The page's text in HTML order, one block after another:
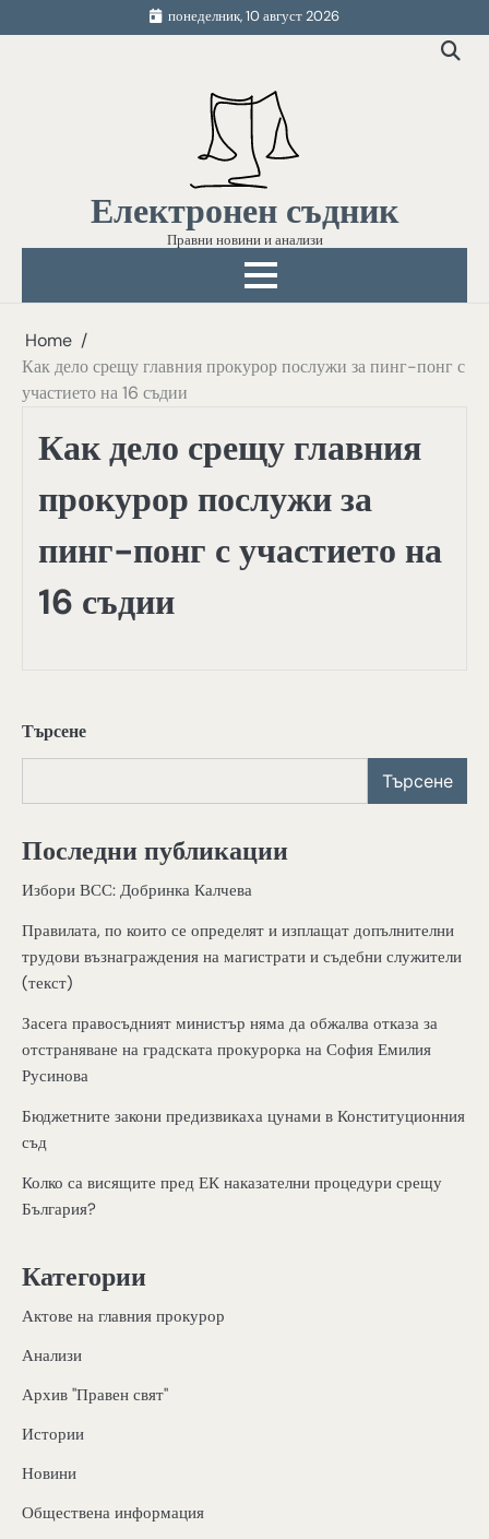
to
понеделник, 10 август 2026
Електронен съдник
Правни новини и анализи
Home
Как дело срещу главния прокурор послужи за пинг-понг с
участието на 16 съдии
Как дело срещу главния
прокурор послужи за
пинг-понг с участието на
16 съдии
Търсене
Търсене
Последни публикации
Избори ВСС: Добринка Калчева
Правилата, по които се определят и изплащат допълнителни
трудови възнаграждения на магистрати и съдебни служители
(текст)
Засега правосъдният министър няма да обжалва отказа за
отстраняване на градската прокурорка на София Емилия
Русинова
Бюджетните закони предизвикаха цунами в Конституционния
съд
Колко са висящите пред ЕК наказателни процедури срещу
България?
Категории
Актове на главния прокурор
Анализи
Архив "Правен свят"
Истории
Новини
Обществена информация